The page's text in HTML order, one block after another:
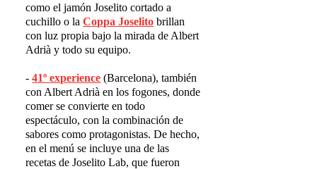
como el jamón Joselito cortado a
cuchillo o laCoppa Joselito brillan
con luz propia bajo la mirada de Albert
Adrià y todo su equipo.
-41º experience (Barcelona), también
con Albert Adrià en los fogones, donde
comer se convierte en todo
espectáculo, con la combinación de
sabores como protagonistas. De hecho,
en el menú se incluye una de las
recetas de Joselito Lab, que fueron